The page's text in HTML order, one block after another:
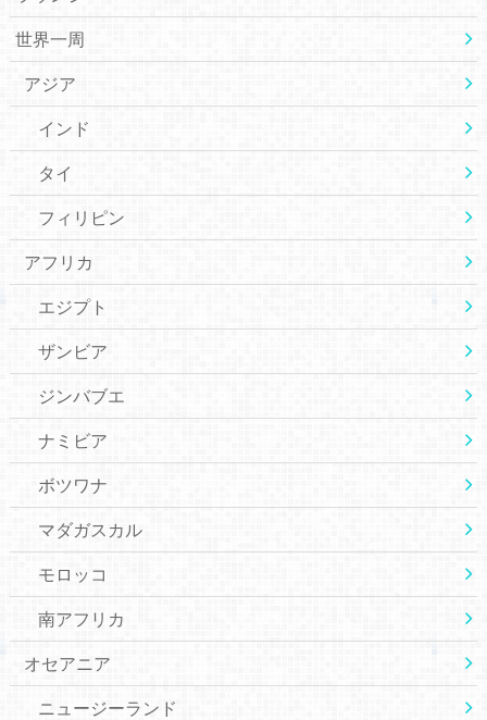
世界一周
アジア
インド
タイ
フィリピン
アフリカ
エジプト
ザンビア
ジンバブエ
ナミビア
ボツワナ
マダガスカル
モロッコ
南アフリカ
オセアニア
ニュージーランド